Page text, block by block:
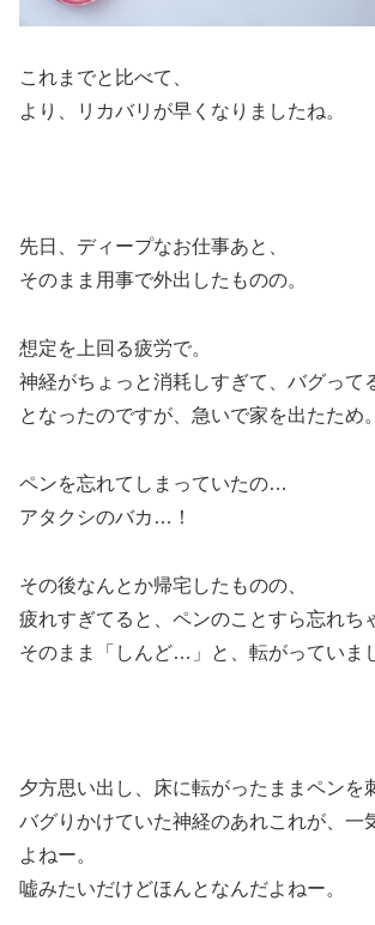
これまでと比べて、
より、リカバリが早くなりましたね。
先日、ディープなお仕事あと、
そのまま用事で外出したものの。
想定を上回る疲労で。
神経がちょっと消耗しすぎて、バグって
となったのですが、急いで家を出たため。
ペンを忘れてしまっていたの…
アタクシのバカ…！
その後なんとか帰宅したものの、
疲れすぎてると、ペンのことすら忘れち
そのまま「しんど…」と、転がっていま
夕方思い出し、床に転がったままペンを
バグりかけていた神経のあれこれが、一
よねー。
嘘みたいだけどほんとなんだよねー。